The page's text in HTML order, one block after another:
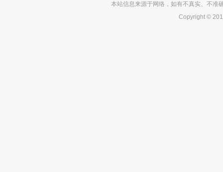
本站信息来源于网络，如有不真实、不
Copyright ©